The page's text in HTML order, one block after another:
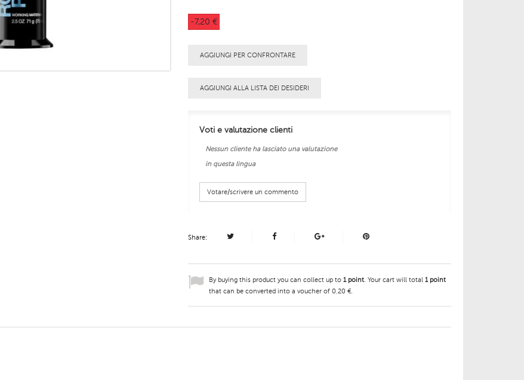
-7,20 €
AGGIUNGI PER CONFRONTARE
AGGIUNGI ALLA LISTA DEI DESIDERI
Voti e valutazione clienti
Nessun cliente ha lasciato una valutazione
in questa lingua
Votare/scrivere un commento
Share:
By buying this product you can collect up to1point. Your cart will total1point
that can be converted into a voucher of0,20 €.